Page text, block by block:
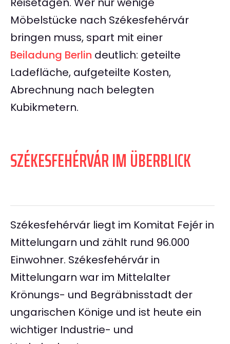
Möbelstücke nach Székesfehérvár
bringen muss, spart mit einer
Beiladung Berlin deutlich: geteilte
Ladefläche, aufgeteilte Kosten,
Abrechnung nach belegten
Kubikmetern.
SZÉKESFEHÉRVÁR IM ÜBERBLICK
Székesfehérvár liegt im Komitat Fejér in
Mittelungarn und zählt rund 96.000
Einwohner. Székesfehérvár in
Mittelungarn war im Mittelalter
Krönungs- und Begräbnisstadt der
ungarischen Könige und ist heute ein
wichtiger Industrie- und